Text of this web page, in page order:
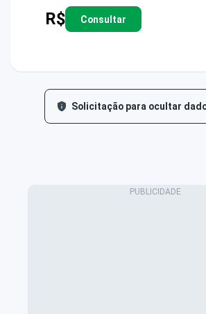
R$ Consultar
Solicitação para ocultar